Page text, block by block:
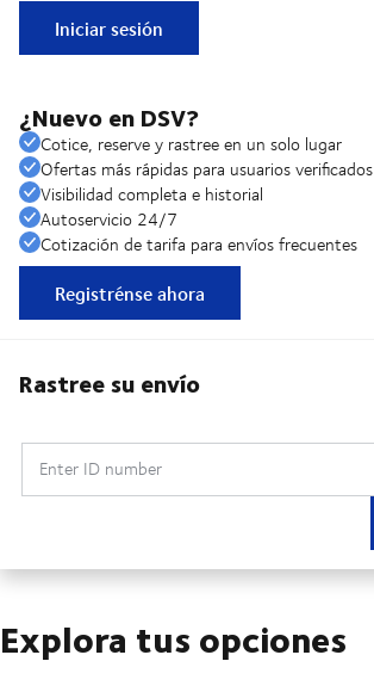
Iniciar sesión
¿Nuevo en DSV?
Cotice, reserve y rastree en un solo lugar
Ofertas más rápidas para usuarios verificados
Visibilidad completa e historial
Autoservicio 24/7
Cotización de tarifa para envíos frecuentes
Registrénse ahora
Rastree su envío
Enter ID number
Explora tus opciones